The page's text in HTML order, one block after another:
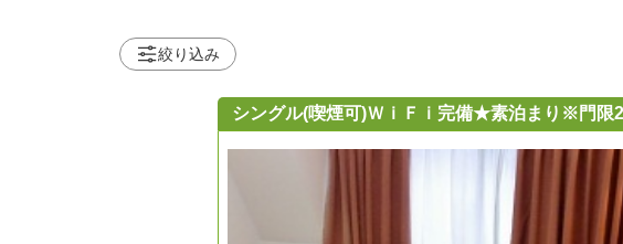
絞り込み
シングル(喫煙可)ＷｉＦｉ完備★素泊まり※門限